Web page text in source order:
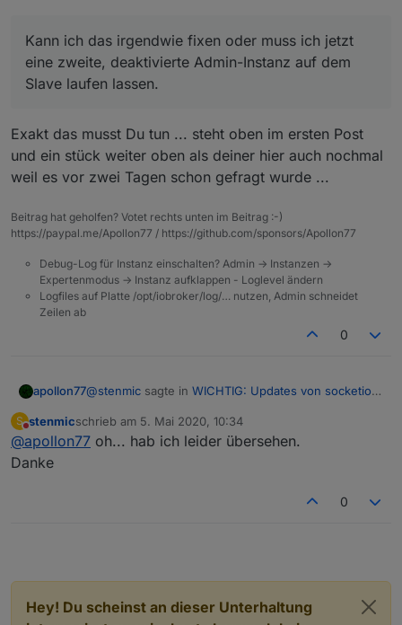
system.adapter.javascript.1: required adapter "admin"
not found!“
Ach ja, Node.js und NPM habe ich zeitgleich
aktualisiert:
Node.js: v12.16.3 von v10
NPM: 6.14.4
Kann ich das irgendwie fixen oder muss ich jetzt eine
zweite, deaktivierte Admin-Instanz auf dem Slave
Kann ich das irgendwie fixen oder muss ich jetzt
eine zweite, deaktivierte Admin-Instanz auf dem
Slave laufen lassen.
Exakt das musst Du tun ... steht oben im ersten Post
und ein stück weiter oben als deiner hier auch nochmal
weil es vor zwei Tagen schon gefragt wurde ...
Beitrag hat geholfen? Votet rechts unten im Beitrag :-)
https://paypal.me/Apollon77 / https://github.com/sponsors/Apollon77
Debug-Log für Instanz einschalten? Admin -> Instanzen ->
Expertenmodus -> Instanz aufklappen - Loglevel ändern
Logfiles auf Platte /opt/iobroker/log/… nutzen, Admin schneidet
Zeilen ab
0
apollon77@stenmic sagte in WICHTIG: Updates von socketio,
Kann ich das irgendwie fixen oder muss ich
nochmal weil es vor zwei Tagen schon gefragt
S
Nicht stören
stenmicschrieb am 5. Mai 2020, 10:34
zuletzt editiert von
@apollon77 oh... hab ich leider übersehen.
Danke
0
Hey! Du scheinst an dieser Unterhaltung